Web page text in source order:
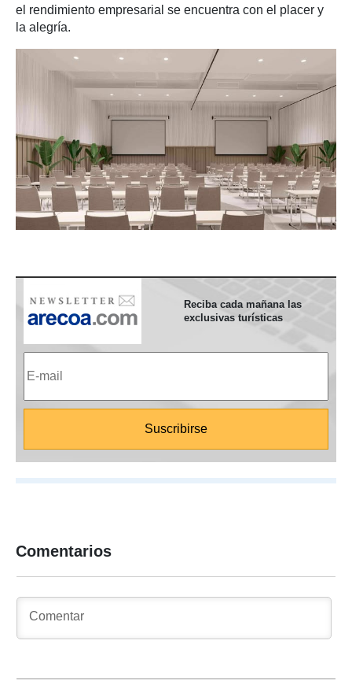
el rendimiento empresarial se encuentra con el placer y
la alegría.
Reciba cada mañana las
exclusivas turísticas
Comentarios